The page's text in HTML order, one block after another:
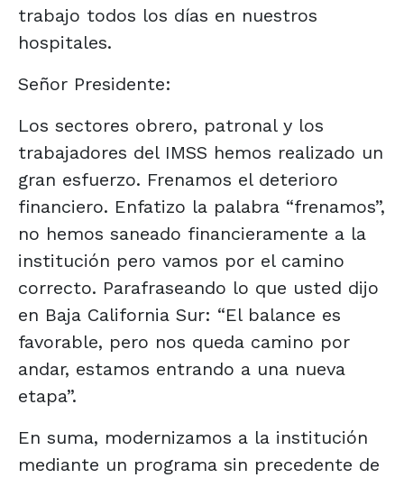
trabajo todos los días en nuestros
hospitales.
Señor Presidente:
Los sectores obrero, patronal y los
trabajadores del IMSS hemos realizado un
gran esfuerzo. Frenamos el deterioro
financiero. Enfatizo la palabra “frenamos”,
no hemos saneado financieramente a la
institución pero vamos por el camino
correcto. Parafraseando lo que usted dijo
en Baja California Sur: “El balance es
favorable, pero nos queda camino por
andar, estamos entrando a una nueva
etapa”.
En suma, modernizamos a la institución
mediante un programa sin precedente de